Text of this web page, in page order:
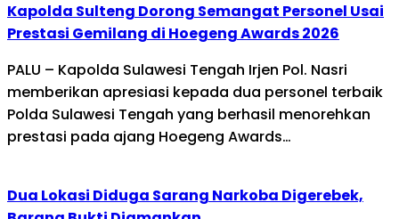
Kapolda Sulteng Dorong Semangat Personel Usai
Prestasi Gemilang di Hoegeng Awards 2026
PALU – Kapolda Sulawesi Tengah Irjen Pol. Nasri
memberikan apresiasi kepada dua personel terbaik
Polda Sulawesi Tengah yang berhasil menorehkan
prestasi pada ajang Hoegeng Awards…
Dua Lokasi Diduga Sarang Narkoba Digerebek,